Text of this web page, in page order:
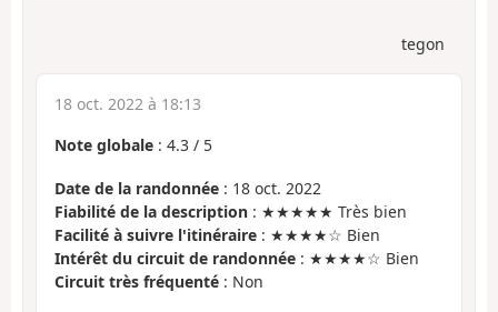
tegon
18 oct. 2022 à 18:13
Note globale : 4.3 / 5
Date de la randonnée : 18 oct. 2022
Fiabilité de la description : ★★★★★ Très bien
Facilité à suivre l'itinéraire : ★★★★☆ Bien
Intérêt du circuit de randonnée : ★★★★☆ Bien
Circuit très fréquenté : Non